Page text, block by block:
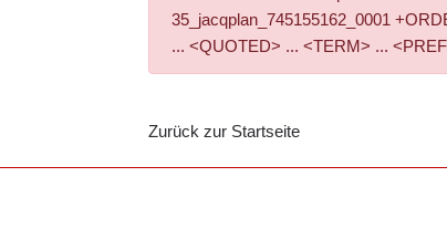
35_jacqplan_745155162_0001
... <QUOTED> ... <TERM> ...
Zurück zur Startseite